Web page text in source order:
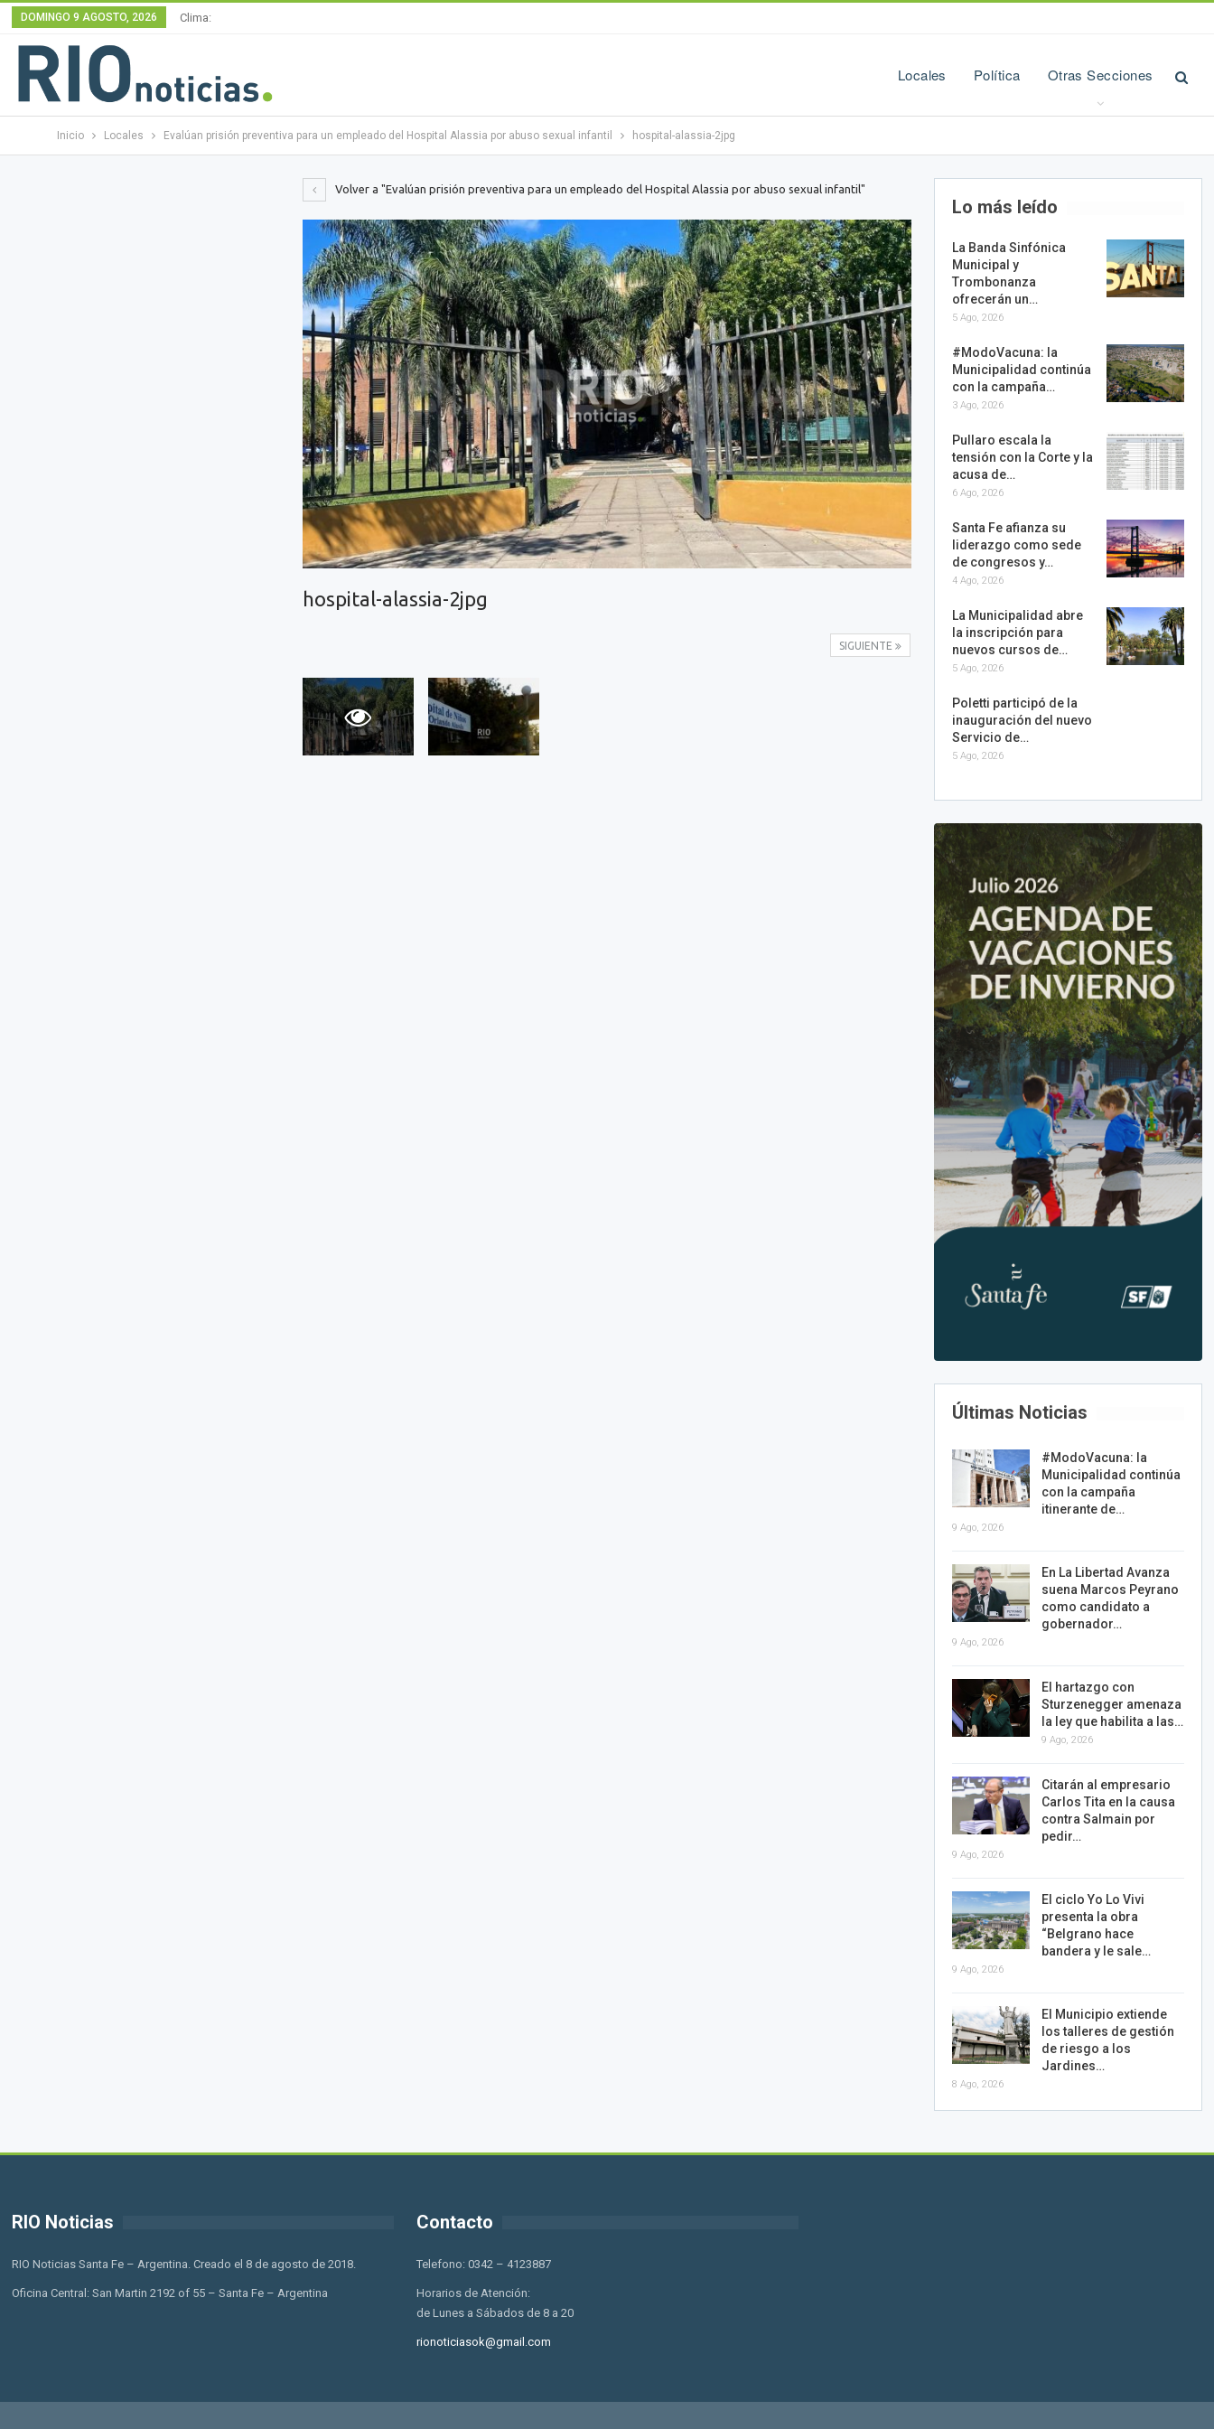
DOMINGO 9 AGOSTO, 2026 Clima:
Locales Política Otras Secciones
Inicio Locales Evalúan prisión preventiva para un empleado del Hospital Alassia por abuso sexual infantil hospital-alassia-2jpg
Volver a "Evalúan prisión preventiva para un empleado del Hospital Alassia por abuso sexual infantil"
hospital-alassia-2jpg
SIGUIENTE
Lo más leído
La Banda Sinfónica
Municipal y
Trombonanza
ofrecerán un…
5 Ago, 2026
#ModoVacuna: la
Municipalidad continúa
con la campaña…
3 Ago, 2026
Pullaro escala la
tensión con la Corte y la
acusa de…
6 Ago, 2026
Santa Fe afianza su
liderazgo como sede
de congresos y…
4 Ago, 2026
La Municipalidad abre
la inscripción para
nuevos cursos de…
5 Ago, 2026
Poletti participó de la
inauguración del nuevo
Servicio de…
5 Ago, 2026
Últimas Noticias
#ModoVacuna: la
Municipalidad continúa
con la campaña
itinerante de…
9 Ago, 2026
En La Libertad Avanza
suena Marcos Peyrano
como candidato a
gobernador…
9 Ago, 2026
El hartazgo con
Sturzenegger amenaza
la ley que habilita a las…
9 Ago, 2026
Citarán al empresario
Carlos Tita en la causa
contra Salmain por
pedir…
9 Ago, 2026
El ciclo Yo Lo Vivi
presenta la obra
“Belgrano hace
bandera y le sale…
9 Ago, 2026
El Municipio extiende
los talleres de gestión
de riesgo a los
Jardines…
8 Ago, 2026
RIO Noticias
RIO Noticias Santa Fe – Argentina. Creado el 8 de agosto de 2018.
Oficina Central: San Martin 2192 of 55 – Santa Fe – Argentina
Contacto
Telefono: 0342 – 4123887
Horarios de Atención:
de Lunes a Sábados de 8 a 20
rionoticiasok@gmail.com